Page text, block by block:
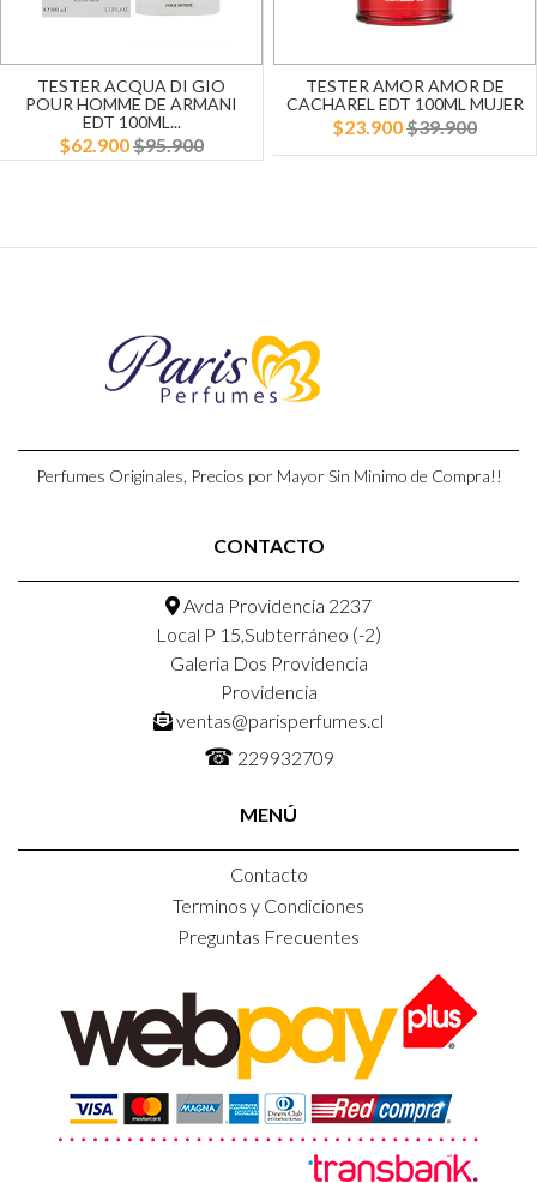
TESTER ACQUA DI GIO
POUR HOMME DE ARMANI
EDT 100ML...
$62.900$95.900
TESTER AMOR AMOR DE
CACHAREL EDT 100ML MUJER
$23.900$39.900
Perfumes Originales, Precios por Mayor Sin Minimo de Compra!!
CONTACTO
Avda Providencia 2237
Local P 15,Subterráneo (-2)
Galeria Dos Providencia
Providencia
ventas@parisperfumes.cl
☎ 229932709
MENÚ
Contacto
Terminos y Condiciones
Preguntas Frecuentes